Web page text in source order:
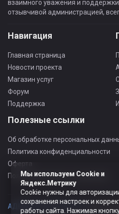
взаимного уважения и
отзывчивой администрацией,
Навигация
Главная страница
Новости проекта
Магазин услуг
Форум
Поддержка
Полезные ссылки
Об обработке персональных
Политика конфиденциальности
Оферта
Пользовательское соглашение
АДЕКВАТНЫЙ ПРОЕКТ ©© Все
Мы используем Cookie и
Яндекс.Метрику
Cookie нужны для
сохранения настроек и
работы сайта. Нажимая